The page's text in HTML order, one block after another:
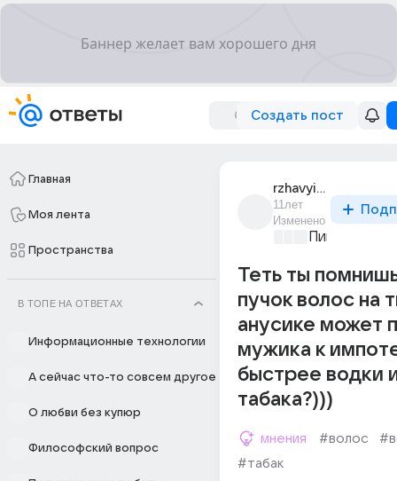
Создать пост
Главная
Моя лента
Пространства
В ТОПЕ НА ОТВЕТАХ
Информационные технологии
А сейчас что-то совсем другое
О любви без купюр
Философский вопрос
rzhavyi_33
11лет
Изменено
Пикантно о
Теть ты
пучок волос на
анусике может
мужика к
быстрее водки
табака?)))
мнения #волос
#табак